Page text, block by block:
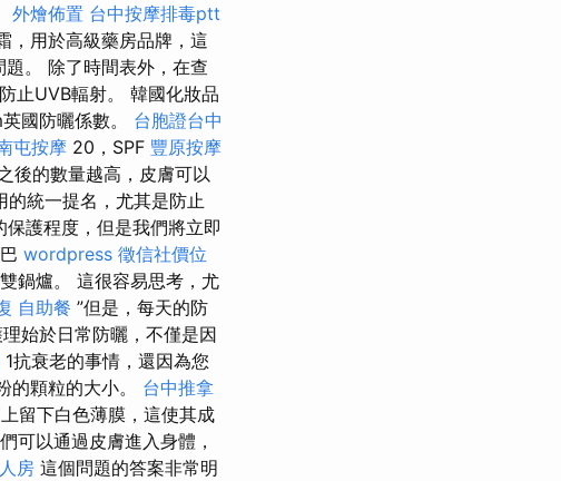
外燴佈置 台中按摩排毒ptt
，用於高級藥房品牌，這
。 除了時間表外，在查
止UVB輻射。 韓國化妝品
國防曬係數。 台胞證台中
屯按摩 20，SPF 豐原按摩
後的數量越高，皮膚可以
統一提名，尤其是防止
護程度，但是我們將立即
wordpress 徵信社價位
鍋爐。 這很容易思考，尤
自助餐 ”但是，每天的防
始於日常防曬，不僅是因
1抗衰老的事情，還因為您
的顆粒的大小。 台中推拿
留下白色薄膜，這使其成
可以通過皮膚進入身體，
房 這個問題的答案非常明